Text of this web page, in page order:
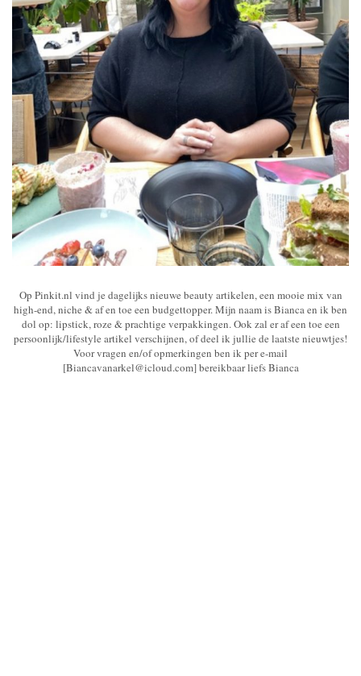
Op Pinkit.nl vind je dagelijks nieuwe beauty artikelen, een mooie mix van
high-end, niche & af en toe een budgettopper. Mijn naam is Bianca en ik ben
dol op: lipstick, roze & prachtige verpakkingen. Ook zal er af een toe een
persoonlijk/lifestyle artikel verschijnen, of deel ik jullie de laatste nieuwtjes!
Voor vragen en/of opmerkingen ben ik per e-mail
[Biancavanarkel@icloud.com] bereikbaar liefs Bianca